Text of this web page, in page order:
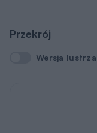
Przekrój
Wersja lustrzana
Wersja